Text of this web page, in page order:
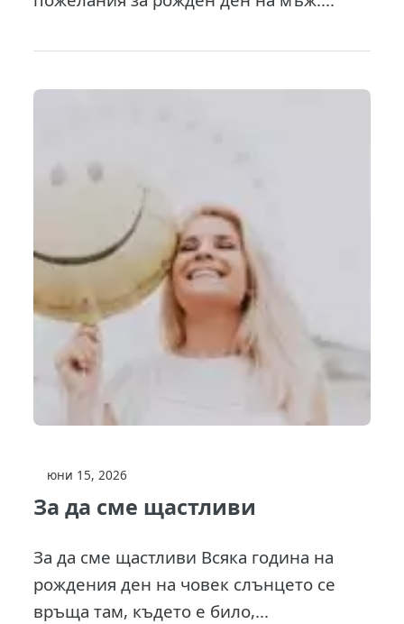
юни 15, 2026
За да сме щастливи
За да сме щастливи Всяка година на
рождения ден на човек слънцето се
връща там, където е било,...